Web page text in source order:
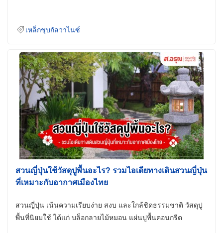
เหล็กชุบกัลวาไนซ์
สวนญี่ปุ่นใช้วัสดุปูพื้นอะไร? รวมไอเดียทางเดินสวนญี่ปุ่น
ที่เหมาะกับอากาศเมืองไทย
สวนญี่ปุ่น เน้นความเรียบง่าย สงบ และใกล้ชิดธรรมชาติ วัสดุปู
พื้นที่นิยมใช้ ได้แก่ บล็อกลายไม้หมอน แผ่นปูพื้นคอนกรีต